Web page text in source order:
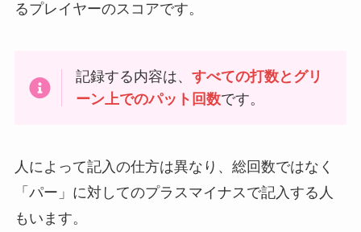
るプレイヤーのスコアです。
記録する内容は、すべての打数とグリ
ーン上でのパット回数です。
人によって記入の仕方は異なり、総回数ではなく
「パー」に対してのプラスマイナスで記入する人
もいます。